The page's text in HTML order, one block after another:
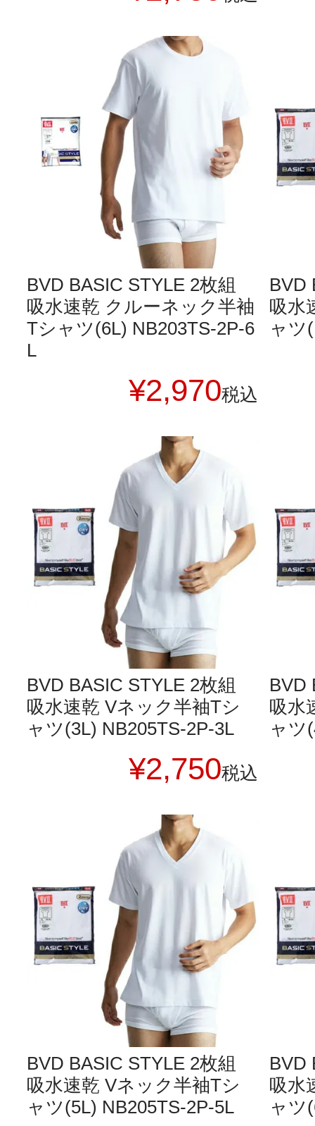
BVD BASIC STYLE 2枚組
吸水速乾 クルーネック半袖
Tシャツ(6L) NB203TS-2P-6
L
¥2,970税込
BVD
吸水
ャツ
BVD BASIC STYLE 2枚組
吸水速乾 Vネック半袖Tシ
ャツ(3L) NB205TS-2P-3L
¥2,750税込
BVD
吸水
ャツ
BVD BASIC STYLE 2枚組
吸水速乾 Vネック半袖Tシ
ャツ(5L) NB205TS-2P-5L
BVD
吸水
ャツ